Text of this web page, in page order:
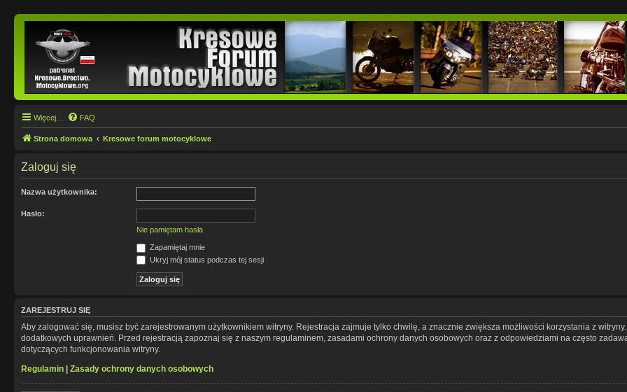
Więcej… FAQ
Strona domowa Kresowe forum motocyklowe
Zaloguj się
Nazwa użytkownika:
Hasło:
Nie pamiętam hasła
Zapamiętaj mnie
Ukryj mój status podczas tej sesji
ZAREJESTRUJ SIĘ
Aby zalogować się, musisz być zarejestrowanym użytkownikiem witryny. Rejestracja zajmuje tylko chwilę, a znacznie zwiększa możliwości korzystania z
dodatkowych uprawnień. Przed rejestracją zapoznaj się z naszym regulaminem, zasadami ochrony danych osobowych oraz z odpowiedziami na często
dotyczących funkcjonowania witryny.
Regulamin | Zasady ochrony danych osobowych